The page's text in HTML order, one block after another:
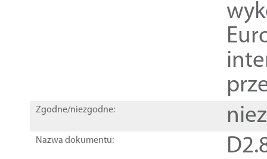
Zgodne/niezgodne:
Nazwa dokumentu: